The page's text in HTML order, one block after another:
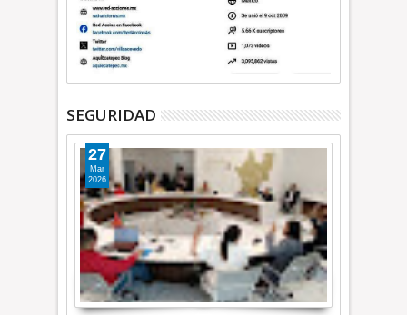
SEGURIDAD
27
Mar
2026